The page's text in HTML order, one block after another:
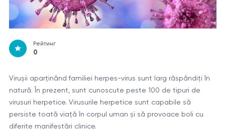
Рейтинг
0
Virușii aparținând familiei herpes-virus sunt larg răspândiți în
natură. În prezent, sunt cunoscute peste 100 de tipuri de
virusuri herpetice. Virusurile herpetice sunt capabile să
persiste toată viață în corpul uman și să provoace boli cu
diferite manifestări clinice.